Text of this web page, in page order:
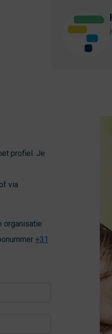
profiel. Je
via
organisatie
+31